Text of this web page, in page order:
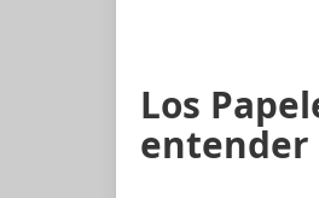
Los
entender